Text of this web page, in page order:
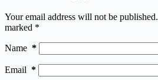
Your email address will not be published.
marked *
Name *
Email *